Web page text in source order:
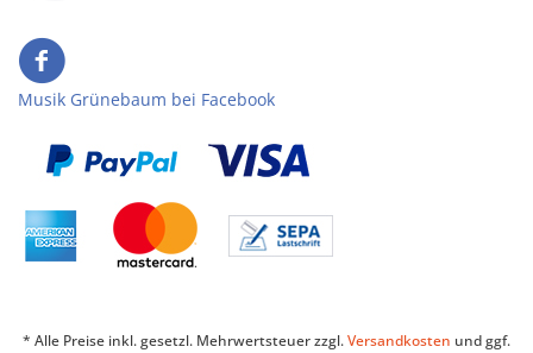
Musik Grünebaum bei Facebook
* Alle Preise inkl. gesetzl. Mehrwertsteuer zzgl.Versandkosten und ggf.